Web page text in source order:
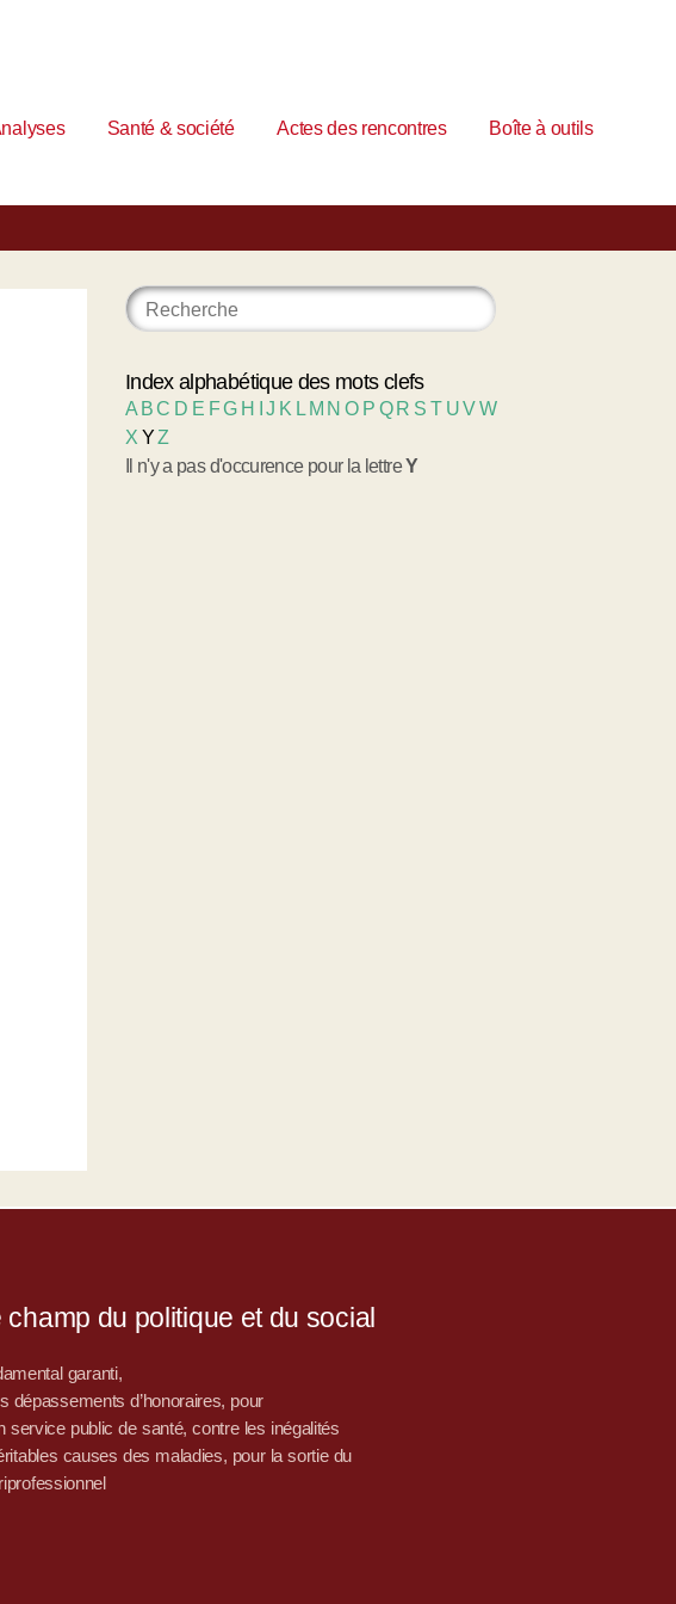
Santé & société Actes des rencontres
Boîte à outils
Index alphabétique des mots clefs
A BC D E FG H IJ K L M NO P Q R S T UVW
X YZ
Il n'y a pas d'occurence pour la lettreY
du politique et du social
garanti,
dépassements d’honoraires, pour
service public de santé, contre les inégalités
causes des maladies, pour la sortie du